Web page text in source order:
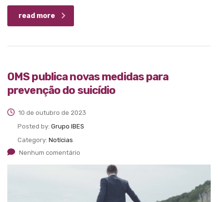
read more
OMS publica novas medidas para
prevenção do suicídio
10 de outubro de 2023
Posted by: Grupo IBES
Category: Notícias
Nenhum comentário